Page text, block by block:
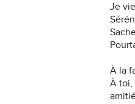
Je
À la
À toi,